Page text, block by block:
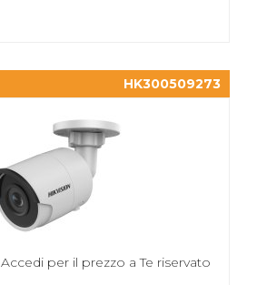
HK300509273
Accedi per il prezzo a Te riservato